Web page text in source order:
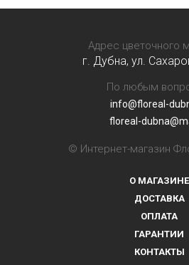
Адрес цветочного
г. Дубна, ул.
По любым
info@floreal-
floreal-
© Интернет-магазин
О МАГАЗИНЕ
ДОСТАВКА
ОПЛАТА
ГАРАНТИИ
КОНТАКТЫ